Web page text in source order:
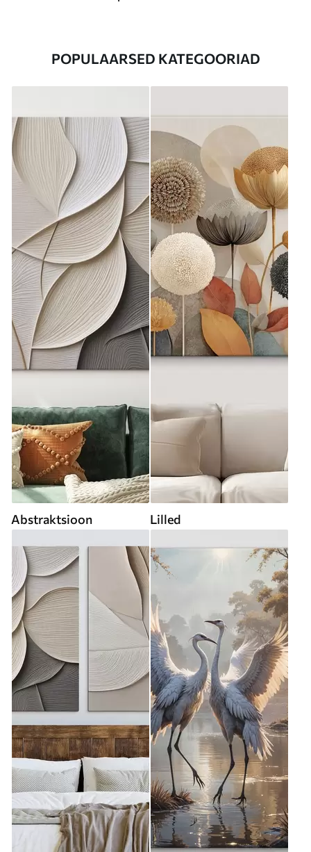
POPULAARSED KATEGOORIAD
Abstraktsioon Lilled